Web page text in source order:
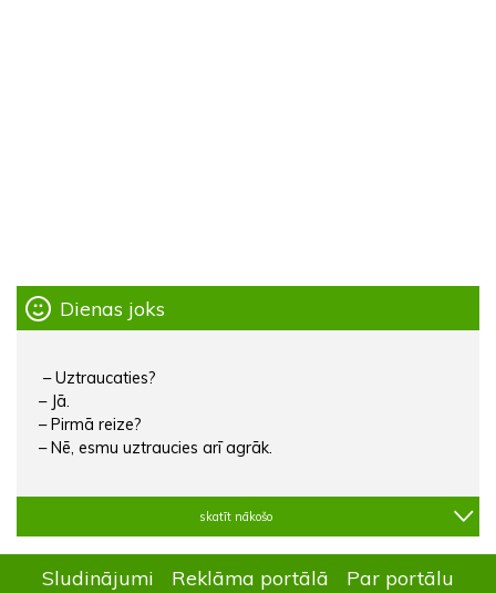
Dienas joks
– Uztraucaties?
– Jā.
– Pirmā reize?
– Nē, esmu uztraucies arī agrāk.
skatīt nākošo
Sludinājumi Reklāma portālā Par portālu